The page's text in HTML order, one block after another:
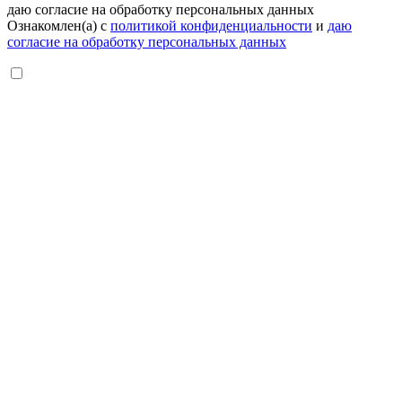
даю согласие на обработку персональных данных
Ознакомлен(а) с политикой конфиденциальности и даю
согласие на обработку персональных данных